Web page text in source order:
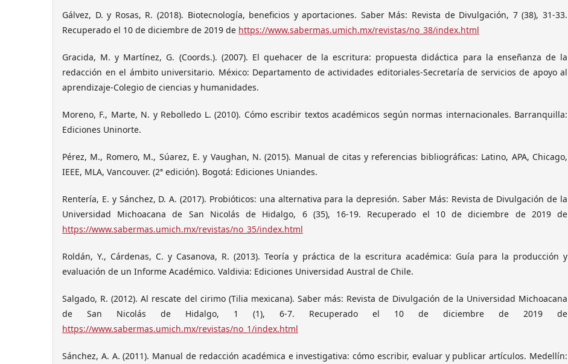
Gálvez, D. y Rosas, R. (2018). Biotecnología, beneficios y aportaciones. Saber Más: Revista de Divulgación, 7 (38), 31-33.
Recuperado el 10 de diciembre de 2019 de https://www.sabermas.umich.mx/revistas/no_38/index.html
Gracida, M. y Martínez, G. (Coords.). (2007). El quehacer de la escritura: propuesta didáctica para la enseñanza de la
redacción en el ámbito universitario. México: Departamento de actividades editoriales-Secretaría de servicios de apoyo al
aprendizaje-Colegio de ciencias y humanidades.
Moreno, F., Marte, N. y Rebolledo L. (2010). Cómo escribir textos académicos según normas internacionales. Barranquilla:
Ediciones Uninorte.
Pérez, M., Romero, M., Súarez, E. y Vaughan, N. (2015). Manual de citas y referencias bibliográficas: Latino, APA, Chicago,
IEEE, MLA, Vancouver. (2ª edición). Bogotá: Ediciones Uniandes.
Rentería, E. y Sánchez, D. A. (2017). Probióticos: una alternativa para la depresión. Saber Más: Revista de Divulgación de la
Universidad Michoacana de San Nicolás de Hidalgo, 6 (35), 16-19. Recuperado el 10 de diciembre de 2019 de
https://www.sabermas.umich.mx/revistas/no_35/index.html
Roldán, Y., Cárdenas, C. y Casanova, R. (2013). Teoría y práctica de la escritura académica: Guía para la producción y
evaluación de un Informe Académico. Valdivia: Ediciones Universidad Austral de Chile.
Salgado, R. (2012). Al rescate del cirimo (Tilia mexicana). Saber más: Revista de Divulgación de la Universidad Michoacana
de San Nicolás de Hidalgo, 1 (1), 6-7. Recuperado el 10 de diciembre de 2019 de
https://www.sabermas.umich.mx/revistas/no_1/index.html
Sánchez, A. A. (2011). Manual de redacción académica e investigativa: cómo escribir, evaluar y publicar artículos. Medellín: